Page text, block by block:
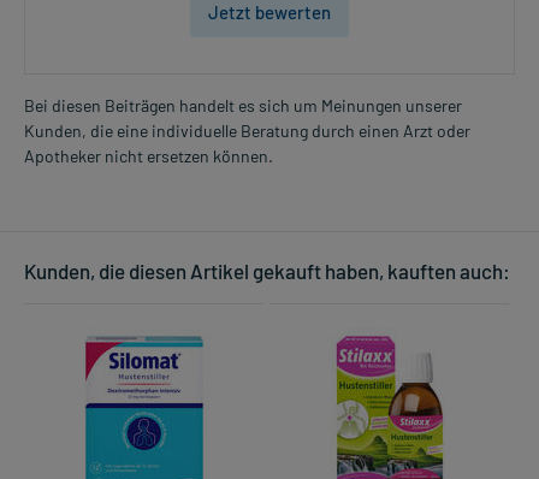
Jetzt bewerten
Bei diesen Beiträgen handelt es sich um Meinungen unserer
Kunden, die eine individuelle Beratung durch einen Arzt oder
Apotheker nicht ersetzen können.
Kunden, die diesen Artikel gekauft haben, kauften auch: